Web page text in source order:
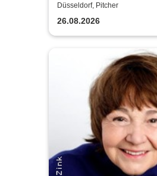
Düsseldorf, Pitcher
26.08.2026